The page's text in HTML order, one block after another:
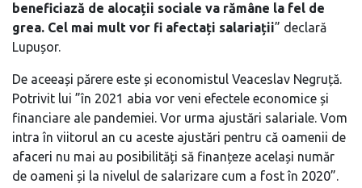
beneficiază de alocații sociale va rămâne la fel de
grea. Cel mai mult vor fi afectați salariații” declară
Lupușor.
De aceeași părere este și economistul Veaceslav Negruță.
Potrivit lui ”în 2021 abia vor veni efectele economice și
financiare ale pandemiei. Vor urma ajustări salariale. Vom
intra în viitorul an cu aceste ajustări pentru că oamenii de
afaceri nu mai au posibilități să finanțeze același număr
de oameni și la nivelul de salarizare cum a fost în 2020”.